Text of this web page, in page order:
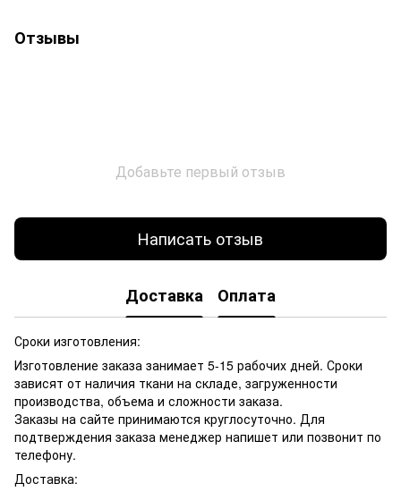
Отзывы
Добавьте первый отзыв
Написать отзыв
Доставка Оплата
Сроки изготовления:
Изготовление заказа занимает 5-15 рабочих дней. Сроки
зависят от наличия ткани на складе, загруженности
производства, объема и сложности заказа.
Заказы на сайте принимаются круглосуточно. Для
подтверждения заказа менеджер напишет или позвонит по
телефону.
Доставка: